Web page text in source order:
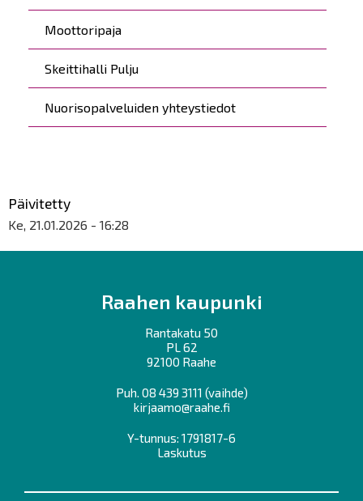
Moottoripaja
Skeittihalli Pulju
Nuorisopalveluiden yhteystiedot
Päivitetty
Ke, 21.01.2026 - 16:28
Raahen kaupunki
Rantakatu 50
PL 62
92100 Raahe
Puh. 08 439 3111 (vaihde)
kirjaamo@raahe.fi
Y-tunnus: 1791817-6
Laskutus